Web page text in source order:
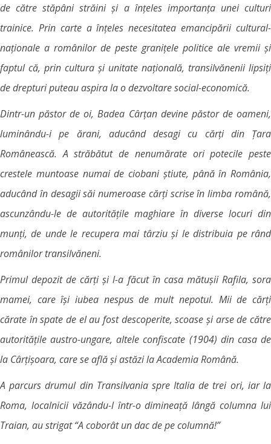
de către stăpâni străini și a înțeles importanța unei culturi
trainice. Prin carte a înțeles necesitatea emancipării cultural-
naționale a românilor de peste granițele politice ale vremii și
faptul că, prin cultura și unitate națională, transilvănenii lipsiți
de drepturi puteau aspira la o dezvoltare social-economică.
Dintr-un păstor de oi, Badea Cârțan devine păstor de oameni,
luminându-i pe ărani, aducând desagi cu cărți din Țara
Românească. A străbătut de nenumărate ori potecile peste
crestele muntoase numai de ciobani știute, până în România,
aducând în desagii săi numeroase cărți scrise în limba română,
ascunzându-le de autoritățile maghiare în diverse locuri din
munți, de unde le recupera mai târziu și le distribuia pe rând
românilor transilvăneni.
Primul depozit de cărți și l-a făcut în casa mătușii Rafila, sora
mamei, care își iubea nespus de mult nepotul. Mii de cărți
cărate în spate de el au fost descoperite, scoase și arse de către
autoritățile austro-ungare, altele confiscate (1904) din casa de
la Cârțișoara, care se află și astăzi la Academia Română.
A parcurs drumul din Transilvania spre Italia de trei ori, iar la
Roma, localnicii văzându-l într-o dimineață lângă columna lui
Traian, au strigat “A coborât un dac de pe columnă!”